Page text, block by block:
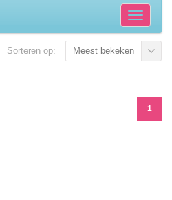
Sorteren op: Meest bekeken
1